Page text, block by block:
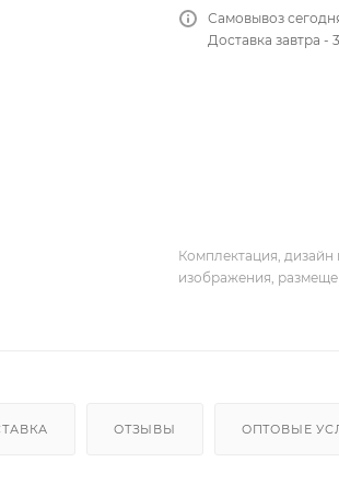
Самовывоз
Доставка завтра -
Комплектация, дизайн
изображения,
ОТЗЫВЫ ОПТОВЫЕ